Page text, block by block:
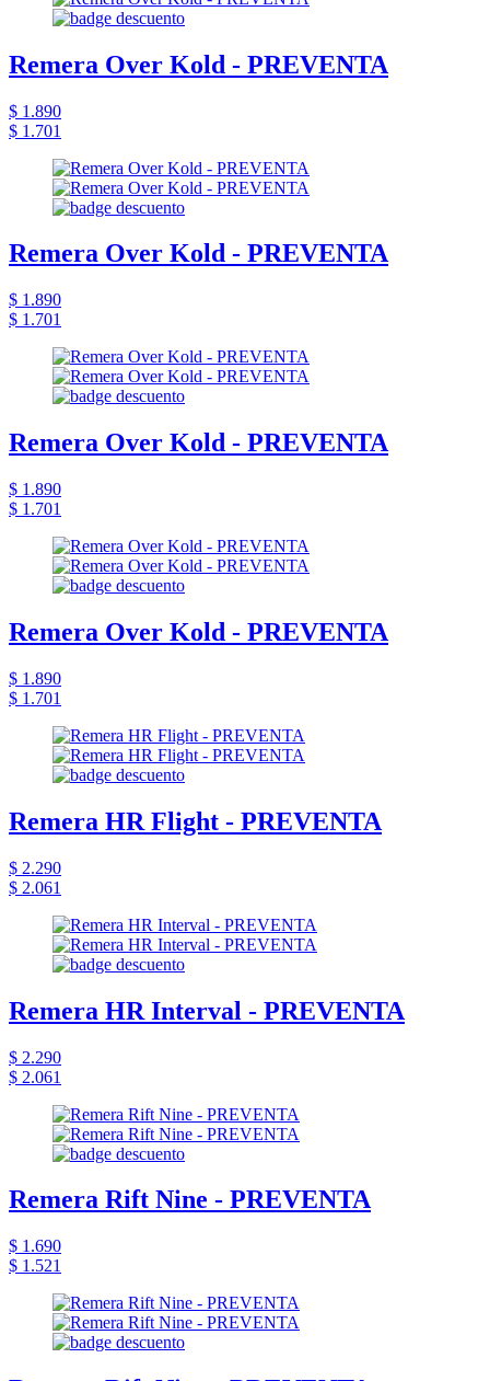
Remera Over Kold - PREVENTA
$ 1.890
$ 1.701
Remera Over Kold - PREVENTA
$ 1.890
$ 1.701
Remera Over Kold - PREVENTA
$ 1.890
$ 1.701
Remera Over Kold - PREVENTA
$ 1.890
$ 1.701
Remera HR Flight - PREVENTA
$ 2.290
$ 2.061
Remera HR Interval - PREVENTA
$ 2.290
$ 2.061
Remera Rift Nine - PREVENTA
$ 1.690
$ 1.521